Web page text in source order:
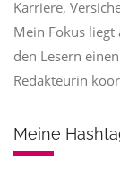
Karriere,
Mein Fokus
den Lesern
Redakteurin
Meine